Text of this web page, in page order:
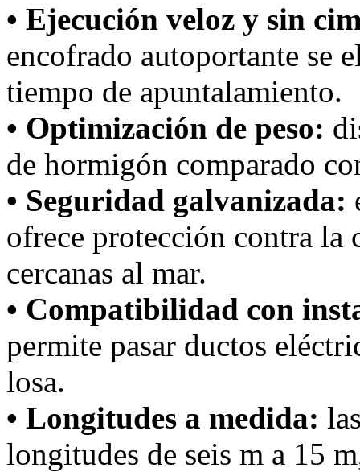
• Ejecución veloz y sin
encofrado autoportante se
tiempo de apuntalamiento.
• Optimización de peso:
de hormigón comparado
• Seguridad galvanizada:
ofrece protección contra la
cercanas al mar.
• Compatibilidad con
permite pasar ductos
losa.
• Longitudes a medida:
longitudes de seis m a 15